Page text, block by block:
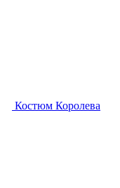
Костюм Королева